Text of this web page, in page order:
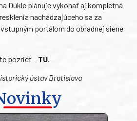
Dukle plánuje vykonať aj kompletná
nachádzajúceho sa za
portálom do obradnej siene
pozrieť – TU.
ústav Bratislava